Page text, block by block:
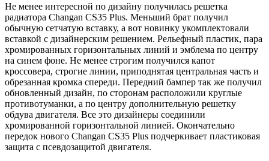
Не менее интересной по дизайну получилась решетка
радиатора Changan CS35 Plus. Меньший брат получил
обычную сетчатую вставку, а вот новинку укомплектовали
вставкой с дизайнерским решением. Рельефный пластик, пара
хромированных горизонтальных линий и эмблема по центру
на синем фоне. Не менее строгим получился капот
кроссовера, строгие линии, приподнятая центральная часть и
обрезанная кромка спереди. Передний бампер так же получил
обновленный дизайн, по сторонам расположили круглые
противотуманки, а по центру дополнительную решетку
обдува двигателя. Все это дизайнеры соединили
хромированной горизонтальной линией. Окончательно
передок нового Changan CS35 Plus подчеркивает пластиковая
защита с псевдозащитой двигателя.